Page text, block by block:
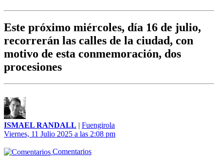
Este próximo miércoles, día 16 de julio,
recorrerán las calles de la ciudad, con
motivo de esta conmemoración, dos
procesiones
ISMAEL RANDALL | Fuengirola
Viernes, 11 Julio 2025 a las 2:08 pm
Comentarios